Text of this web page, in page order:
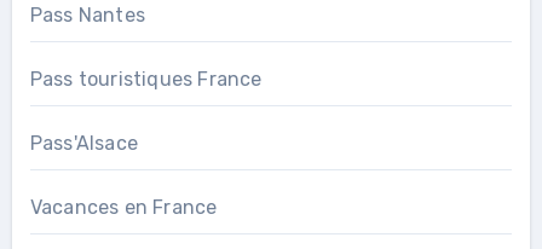
Pass Nantes
Pass touristiques France
Pass'Alsace
Vacances en France